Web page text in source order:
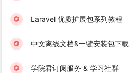
Laravel 优质扩展包系列教程
中文离线文档&一键安装包下载
学院君订阅服务 & 学习社群